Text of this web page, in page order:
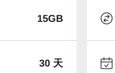
15GB
30 天